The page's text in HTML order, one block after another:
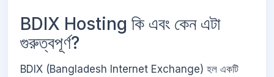
BDIX Hosting কি এবং কেন এটা
গুরুত্বপূর্ণ?
BDIX (Bangladesh Internet Exchange) হল একটি